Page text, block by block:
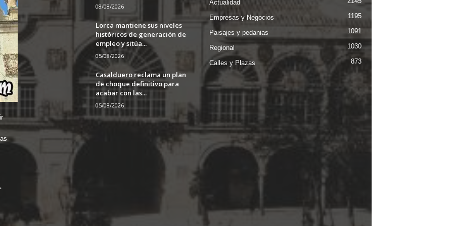
08/08/2026
Lorca mantiene sus niveles
históricos de generación de
empleo y sitúa...
05/08/2026
Casalduero reclama un plan
de choque definitivo para
acabar con las...
05/08/2026
Actualidad
Empresas y Negocios 1195
Paisajes y pedanias 1091
Regional 1030
Calles y Plazas 873